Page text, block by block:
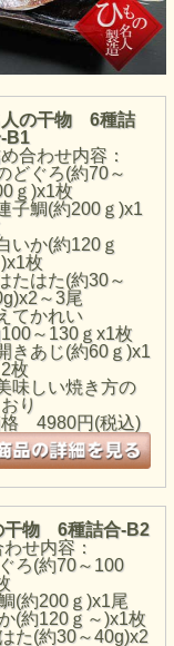
の干物 6種詰
B1
合わせ内容：
どぐろ(約70～
ｇ)x1枚
子鯛(約200ｇ)x1
いか(約120ｇ
枚
たはた(約30～
～3尾
てかれい
～130ｇx1枚
きあじ(約60ｇ)x1
枚
味しい焼き方の
り
格 4980円(税込)
干物 6種詰合-B2
せ内容：
ろ(約70～100
(約200ｇ)x1尾
(約120ｇ～)x1枚
た(約30～40g)x2